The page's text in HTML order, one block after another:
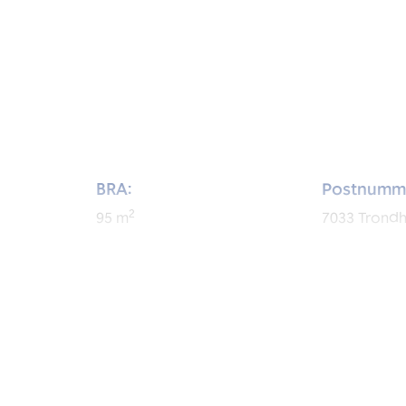
BRA:
95 m2 7033